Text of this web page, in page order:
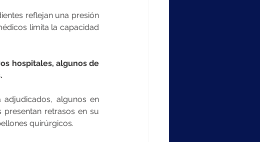
reflejan una presión
limita la capacidad
hospitales, algunos de
adjudicados, algunos en
retrasos en su
quirúrgicos.